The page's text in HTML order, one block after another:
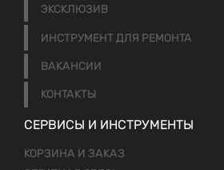
ЭКСКЛЮЗИВ
ИНСТРУМЕНТ ДЛЯ РЕМОНТА
ВАКАНСИИ
КОНТАКТЫ
СЕРВИСЫ И ИНСТРУМЕНТЫ
КОРЗИНА И ЗАКАЗ